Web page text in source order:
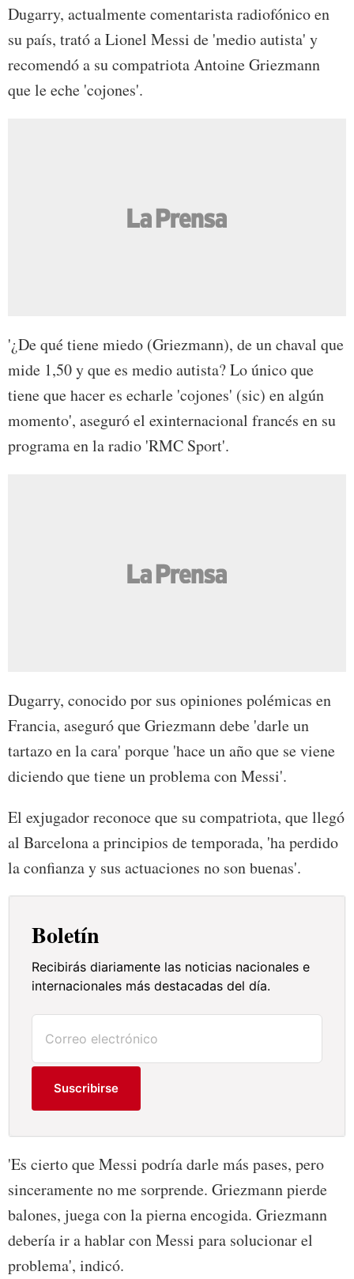
Dugarry, actualmente comentarista radiofónico en
su país, trató a Lionel Messi de 'medio autista' y
recomendó a su compatriota Antoine Griezmann
que le eche 'cojones'.
'¿De qué tiene miedo (Griezmann), de un chaval que
mide 1,50 y que es medio autista? Lo único que
tiene que hacer es echarle 'cojones' (sic) en algún
momento', aseguró el exinternacional francés en su
programa en la radio 'RMC Sport'.
Dugarry, conocido por sus opiniones polémicas en
Francia, aseguró que Griezmann debe 'darle un
tartazo en la cara' porque 'hace un año que se viene
diciendo que tiene un problema con Messi'.
El exjugador reconoce que su compatriota, que llegó
al Barcelona a principios de temporada, 'ha perdido
la confianza y sus actuaciones no son buenas'.
Boletín
Recibirás diariamente las noticias nacionales e
internacionales más destacadas del día.
Suscribirse
'Es cierto que Messi podría darle más pases, pero
sinceramente no me sorprende. Griezmann pierde
balones, juega con la pierna encogida. Griezmann
debería ir a hablar con Messi para solucionar el
problema', indicó.